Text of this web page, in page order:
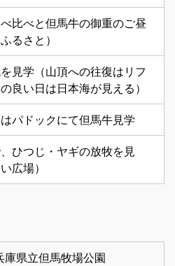
比べと但馬牛の御重のご昼
るさと）
見学（山頂への往復はリフ
良い日は日本海が見える）
パドックにて但馬牛見学
ひつじ・ヤギの放牧を見
広場）
庫県立但馬牧場公園